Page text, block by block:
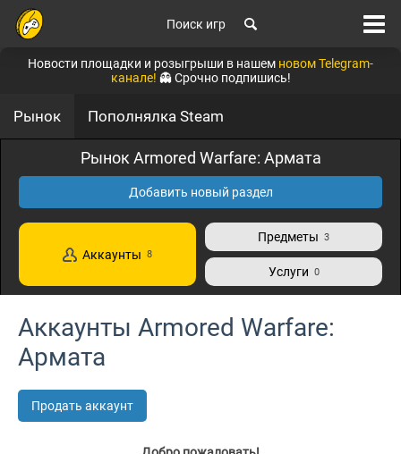
Поиск игр
Новости площадки и розыгрыши в нашем новом Telegram-
канале! 👻 Срочно подпишись!
Рынок Пополнялка Steam
Рынок Armored Warfare: Армата
Добавить новый раздел
Аккаунты 8
Предметы 3
Услуги 0
Аккаунты Armored Warfare:
Армата
Продать аккаунт